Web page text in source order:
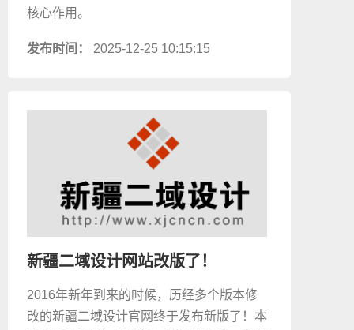
核心作用。
发布时间： 2025-12-25 10:15:15
新疆二域设计网站改版了！
2016年新年到来的时候，历经多个版本修
改的新疆二域设计官网终于发布新版了！本